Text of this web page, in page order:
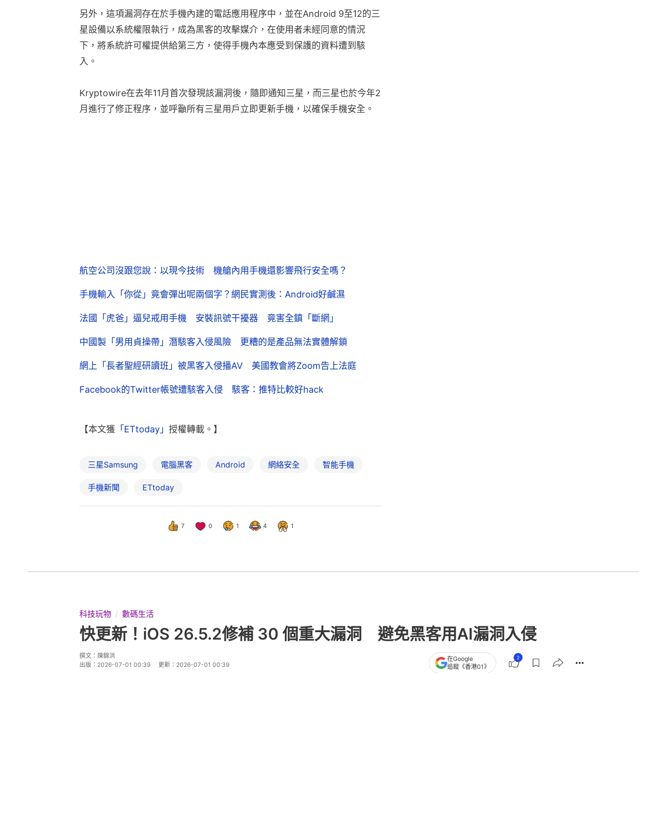
另外，這項漏洞存在於手機內建的電話應用程序中，並在Android 9至12的三
星設備以系統權限執行，成為黑客的攻擊媒介，在使用者未經同意的情況
下，將系統許可權提供給第三方，使得手機內本應受到保護的資料遭到駭
入。
Kryptowire在去年11月首次發現該漏洞後，隨即通知三星，而三星也於今年2
月進行了修正程序，並呼籲所有三星用戶立即更新手機，以確保手機安全。
航空公司沒跟您說：以現今技術 機艙內用手機還影響飛行安全嗎？
手機輸入「你從」竟會彈出呢兩個字？網民實測後：Android好鹹濕
法國「虎爸」逼兒戒用手機 安裝訊號干擾器 竟害全鎮「斷網」
中國製「男用貞操帶」潛駭客入侵風險 更糟的是產品無法實體解鎖
網上「長者聖經研讀班」被黑客入侵播AV 美國教會將Zoom告上法庭
Facebook的Twitter帳號遭駭客入侵 駭客：推特比較好hack
【本文獲 「ETtoday」 授權轉載。】
三星Samsung 電腦黑客 Android 網絡安全 智能手機
手機新聞 ETtoday
7 0 1 4 1
科技玩物 數碼生活
快更新！iOS 26.5.2修補 30 個重大漏洞 避免黑客用AI漏洞入侵
撰文： 陳錦洪
出版： 2026-07-01 00:39 更新： 2026-07-01 00:39
在Google
追蹤《香港01》
2